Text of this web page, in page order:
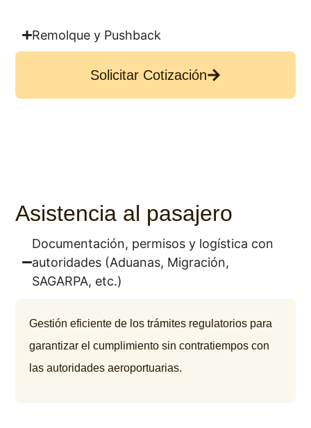
Remolque y Pushback
Solicitar Cotización
Asistencia al pasajero
Documentación, permisos y logística con
autoridades (Aduanas, Migración,
SAGARPA, etc.)
Gestión eficiente de los trámites regulatorios para
garantizar el cumplimiento sin contratiempos con
las autoridades aeroportuarias.